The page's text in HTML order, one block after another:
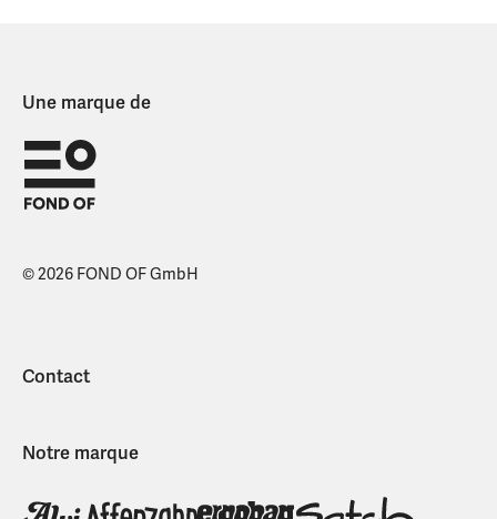
Une marque de
© 2026 FOND OF GmbH
Contact
Notre marque